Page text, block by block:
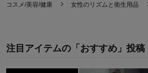
コスメ/美容/健康 女性のリズムと衛生用品
注目アイテムの「おすすめ」投稿